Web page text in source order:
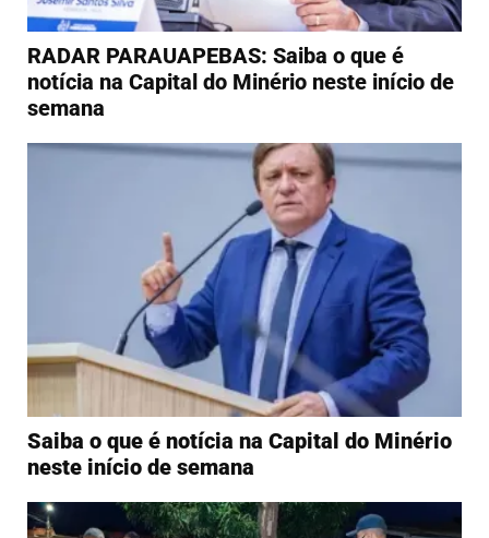
RADAR PARAUAPEBAS: Saiba o que é
notícia na Capital do Minério neste início de
semana
Saiba o que é notícia na Capital do Minério
neste início de semana